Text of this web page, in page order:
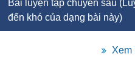
Bài luyện tập chuyên sâu
đến khó của dạng bài này)
Xem